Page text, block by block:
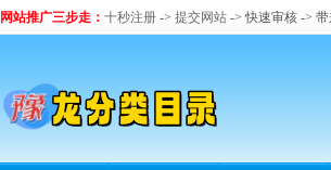
网站推广三步走： 十秒注册 -> 提交网站 -> 快速审核 ->